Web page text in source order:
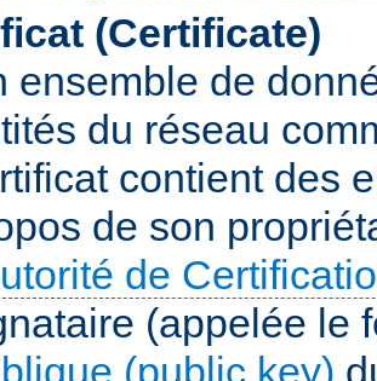
(Certificate)
ensemble de
du réseau
contient des
de son
de
(appelée le
(public key)